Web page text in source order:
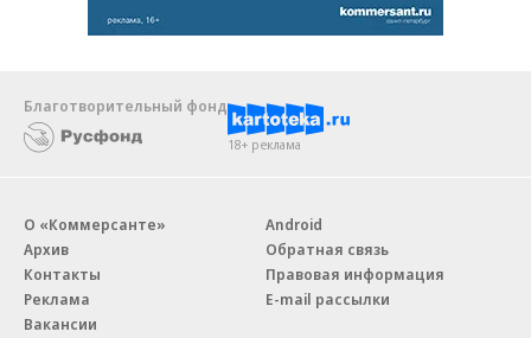
Благотворительный фонд
18+ реклама
О «Коммерсанте»
Архив
Контакты
Реклама
Вакансии
Android
Обратная связь
Правовая информация
E-mail рассылки